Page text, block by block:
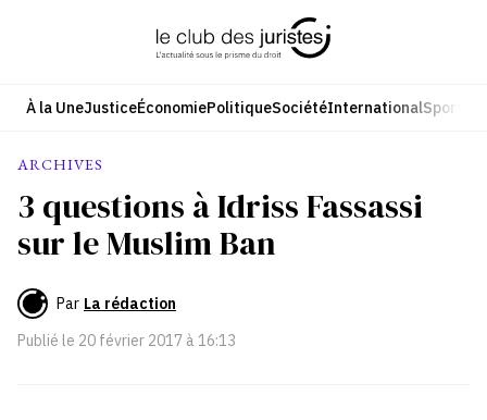
À la UneJusticeÉconomiePolitiqueSociétéInternationalSport
ARCHIVES
3 questions à Idriss Fassassi
sur le Muslim Ban
Par La rédaction
Publié le 20 février 2017 à 16:13